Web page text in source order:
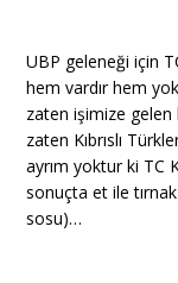
UBP geleneği için
hem vardır hem
zaten işimize gelen
zaten Kıbrıslı
ayrım yoktur ki TC
sonuçta et ile
sosu)…